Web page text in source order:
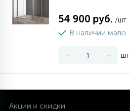
54 900 руб. /шт
В наличии мало
- + шт
Акции и скидки